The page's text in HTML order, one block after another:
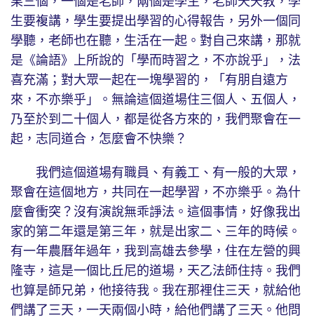
生要複講，學生要提出學習的心得報告，另外一個同
學聽，老師也在聽，生活在一起。對自己來講，那就
是《論語》上所說的「學而時習之，不亦說乎」，法
喜充滿；對大眾一起在一塊學習的，「有朋自遠方
來，不亦樂乎」。無論這個道場住三個人、五個人，
乃至於到二十個人，都是從各方來的，我們聚會在一
起，志同道合，怎麼會不快樂？
我們這個道場有職員、有義工、有一般的大眾，
聚會在這個地方，共同在一起學習，不亦樂乎。為什
麼會衝突？沒有演說無乖諍法。這個事情，好像我出
家的第二年還是第三年，就是出家二、三年的時候。
有一年農曆年過年，我到高雄去參學，住在左營的興
隆寺，這是一個比丘尼的道場，天乙法師住持。我們
也算是師兄弟，他接待我。我在那裡住三天，就給他
們講了三天，一天兩個小時，給他們講了三天。他問